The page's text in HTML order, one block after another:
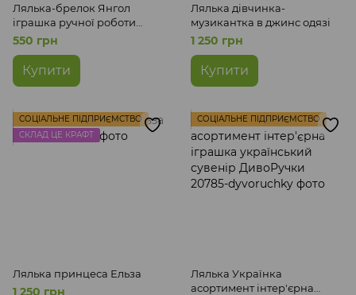
Лялька-брелок Янгол
іграшка ручної роботи
розмір 14x6,5 см
550 грн
Купити
Лялька дівчинка-
музикантка в джинс одязі
1 250 грн
Купити
СОЦІАЛЬНЕ ПІДПРИЄМСТВО
СКЛАД ЦЕ КРАФТ
Лялька принцеса Ельза
СОЦІАЛЬНЕ ПІДПРИЄМСТВО
Лялька Українка
асортимент інтер'єрна